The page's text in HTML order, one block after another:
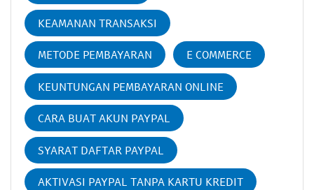
KEAMANAN TRANSAKSI
METODE PEMBAYARAN E COMMERCE
KEUNTUNGAN PEMBAYARAN ONLINE
CARA BUAT AKUN PAYPAL
SYARAT DAFTAR PAYPAL
AKTIVASI PAYPAL TANPA KARTU KREDIT